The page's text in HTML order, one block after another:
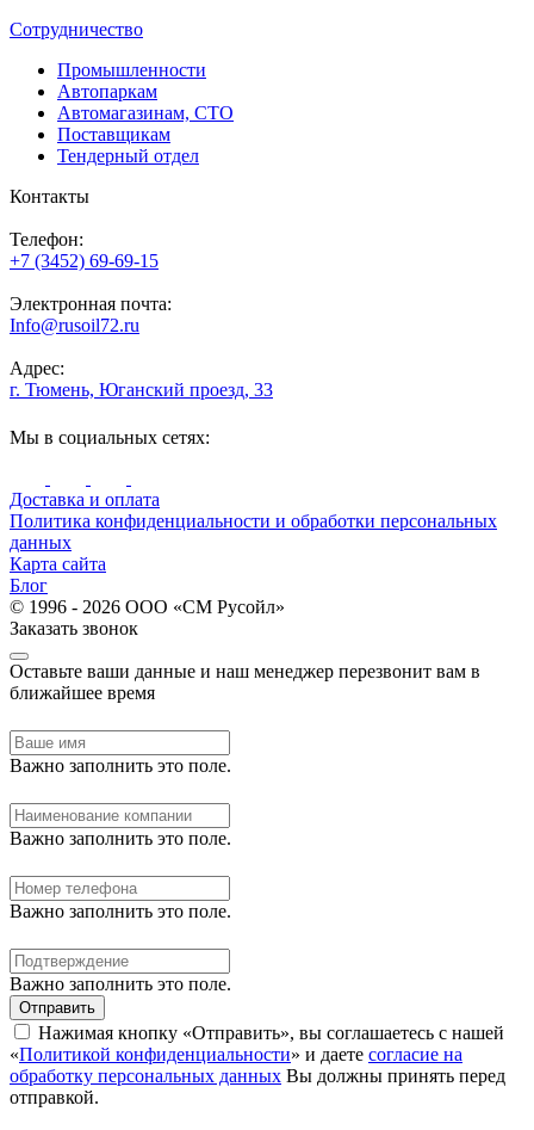
Сотрудничество
Промышленности
Автопаркам
Автомагазинам, СТО
Поставщикам
Тендерный отдел
Контакты
Телефон:
+7 (3452) 69-69-15
Электронная почта:
Info@rusoil72.ru
Адрес:
г. Тюмень, Юганский проезд, 33
Мы в социальных сетях:
Доставка и оплата
Политика конфиденциальности и обработки персональных
данных
Карта сайта
Блог
© 1996 - 2026 ООО «СМ Русойл»
Заказать звонок
Оставьте ваши данные и наш менеджер перезвонит вам в
ближайшее время
Важно заполнить это поле.
Важно заполнить это поле.
Важно заполнить это поле.
Важно заполнить это поле.
Отправить
Нажимая кнопку «Отправить», вы соглашаетесь с нашей
«Политикой конфиденциальности» и даете согласие на
обработку персональных данных Вы должны принять перед
отправкой.